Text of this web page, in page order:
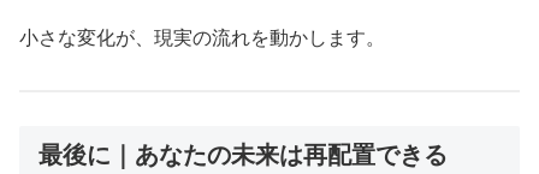
小さな変化が、現実の流れを動かします。
最後に｜あなたの未来は再配置できる